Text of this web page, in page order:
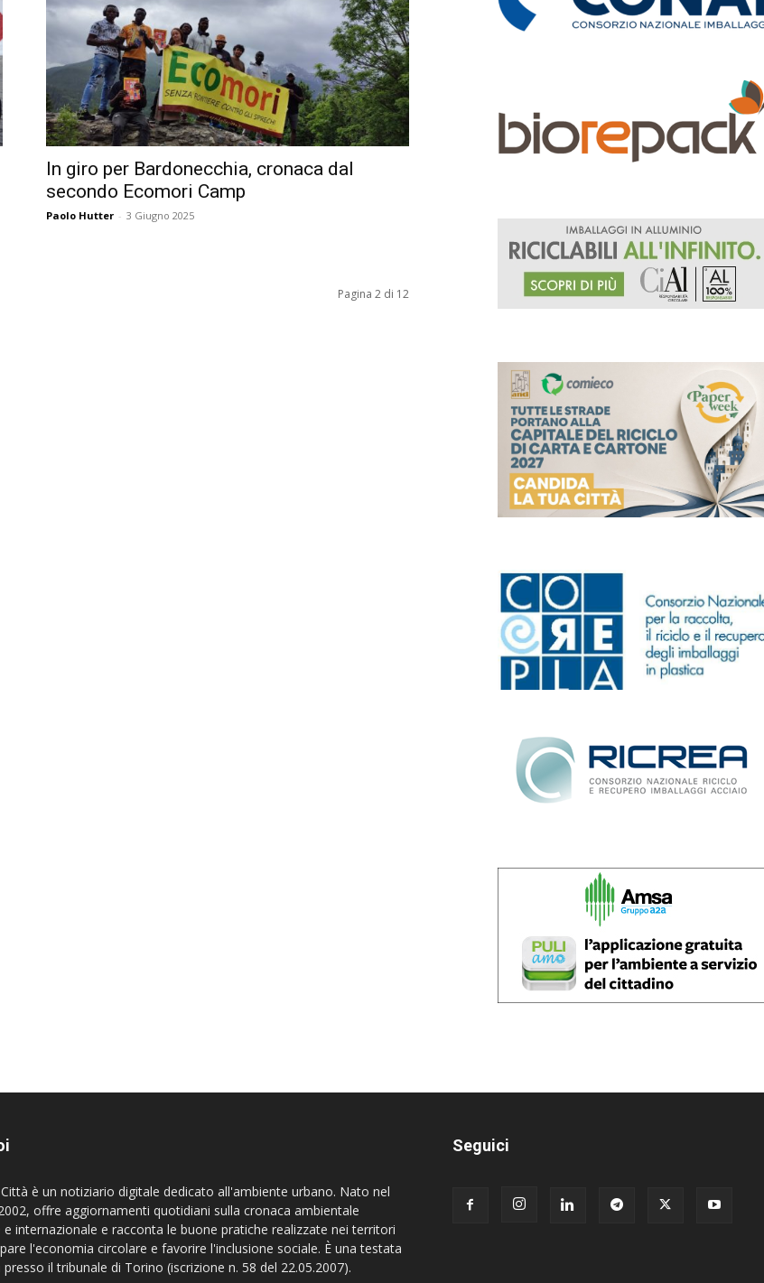
In giro per Bardonecchia, cronaca dal
secondo Ecomori Camp
Paolo Hutter - 3 Giugno 2025
Pagina 2 di 12
è un notiziario digitale dedicato all'ambiente urbano. Nato nel
offre aggiornamenti quotidiani sulla cronaca ambientale
e internazionale e racconta le buone pratiche realizzate nei territori
l'economia circolare e favorire l'inclusione sociale. È una testata
il tribunale di Torino (iscrizione n. 58 del 22.05.2007).
Seguici